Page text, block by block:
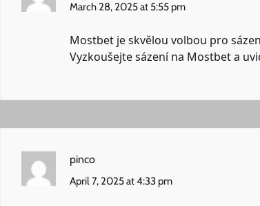
March 28, 2025 at 5:55 pm
Mostbet je skvělou volbou pro
Vyzkoušejte sázení na Mostbet a
pinco
April 7, 2025 at 4:33 pm